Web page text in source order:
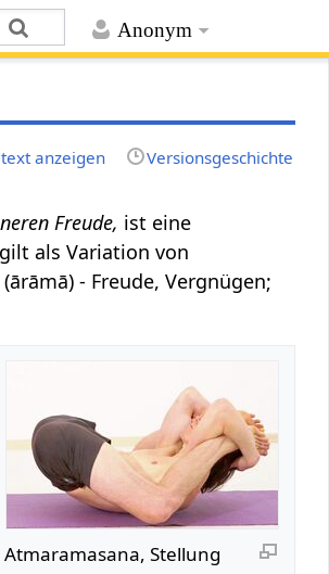
Anonym
anzeigen Versionsgeschichte
Freude, ist eine
als Variation von
- Freude, Vergnügen;
Atmaramasana, Stellung